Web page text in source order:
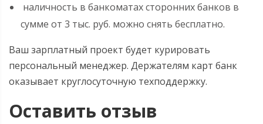
наличность в банкоматах сторонних банков в
сумме от 3 тыс. руб. можно снять бесплатно.
Ваш зарплатный проект будет курировать
персональный менеджер. Держателям карт банк
оказывает круглосуточную техподдержку.
Оставить отзыв